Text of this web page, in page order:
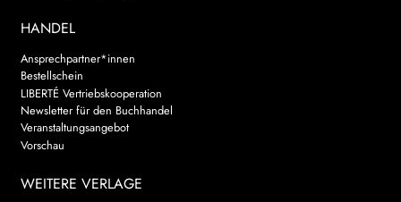
HANDEL
Ansprechpartner*innen
Bestellschein
LIBERTÉ Vertriebskooperation
Newsletter für den Buchhandel
Veranstaltungsangebot
Vorschau
WEITERE VERLAGE